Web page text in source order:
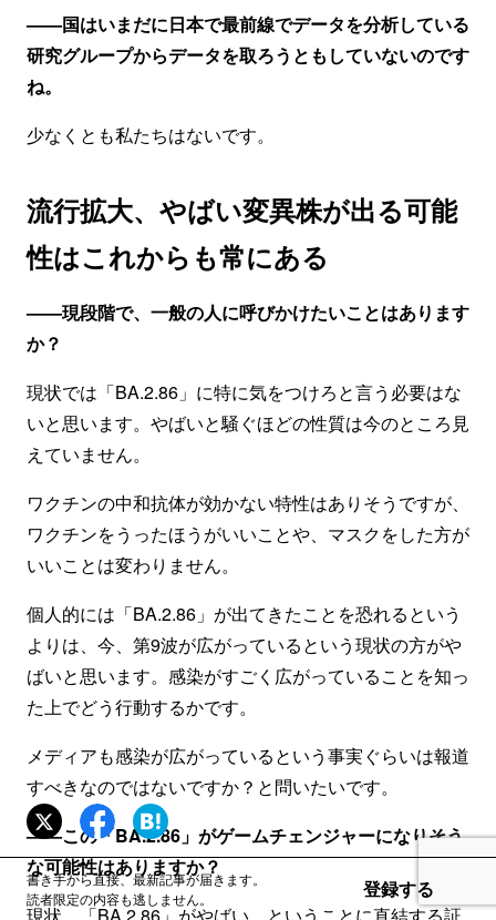
——国はいまだに日本で最前線でデータを分析している
研究グループからデータを取ろうともしていないのです
ね。
少なくとも私たちはないです。
流行拡大、やばい変異株が出る可能
性はこれからも常にある
——現段階で、一般の人に呼びかけたいことはあります
か？
現状では「BA.2.86」に特に気をつけろと言う必要はな
いと思います。やばいと騒ぐほどの性質は今のところ見
えていません。
ワクチンの中和抗体が効かない特性はありそうですが、
ワクチンをうったほうがいいことや、マスクをした方が
いいことは変わりません。
個人的には「BA.2.86」が出てきたことを恐れるという
よりは、今、第9波が広がっているという現状の方がや
ばいと思います。感染がすごく広がっていることを知っ
た上でどう行動するかです。
メディアも感染が広がっているという事実ぐらいは報道
すべきなのではないですか？と問いたいです。
——この「BA.2.86」がゲームチェンジャーになりそう
な可能性はありますか？
書き手から直接、最新記事が届きます。
読者限定の内容も逃しません。
登録する